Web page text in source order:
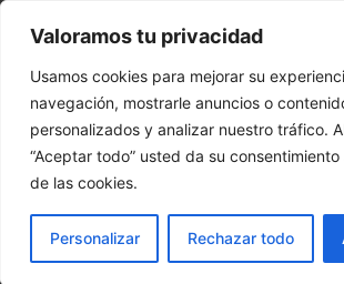
Valoramos tu privacidad
Usamos cookies para mejorar su
navegación, mostrarle anuncios o
personalizados y analizar nuestro tráfico.
“Aceptar todo” usted da su
de las cookies.
Personalizar Rechazar todo
Politique de privacité
REDES SOCIALES
© 2026MPI Mantenimiento Periféricos